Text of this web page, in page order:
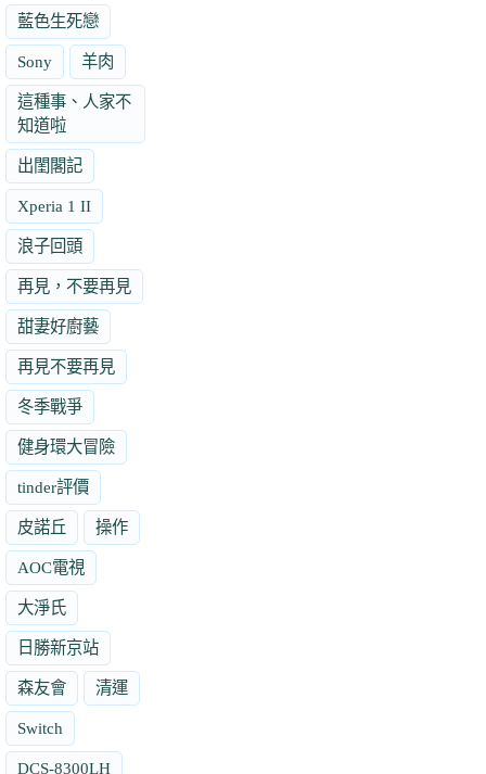
藍色生死戀
Sony 羊肉
這種事、人家不
知道啦
出閨閣記
Xperia 1 II
浪子回頭
再見，不要再見
甜妻好廚藝
再見不要再見
冬季戰爭
健身環大冒險
tinder評價
皮諾丘 操作
AOC電視
大淨氏
日勝新京站
森友會 清運
Switch
DCS-8300LH